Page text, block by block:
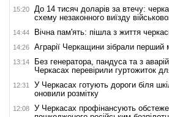
15:20
До 14 тисяч доларів за втечу:
схему незаконного виїзду
14:44 Вічна пам'ять: пішла з життя
14:26 Аграрії Черкащини зібрали перший
13:14
Без генератора, пандуса та з
Черкасах перевірили гуртожиток
12:31
У Черкасах готують дороги біля
оновили розмітку
12:08
У Черкасах профінансують